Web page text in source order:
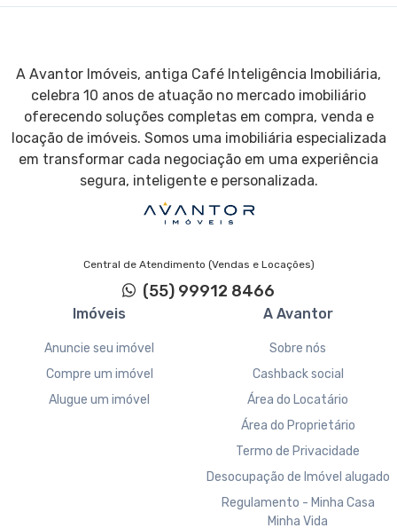
A Avantor Imóveis, antiga Café Inteligência Imobiliária,
celebra 10 anos de atuação no mercado imobiliário
oferecendo soluções completas em compra, venda e
locação de imóveis. Somos uma imobiliária especializada
em transformar cada negociação em uma experiência
segura, inteligente e personalizada.
Central de Atendimento (Vendas e Locações)
(55) 99912 8466
Imóveis
Anuncie seu imóvel
Compre um imóvel
Alugue um imóvel
A Avantor
Sobre nós
Cashback social
Área do Locatário
Área do Proprietário
Termo de Privacidade
Desocupação de Imóvel alugado
Regulamento - Minha Casa
Minha Vida